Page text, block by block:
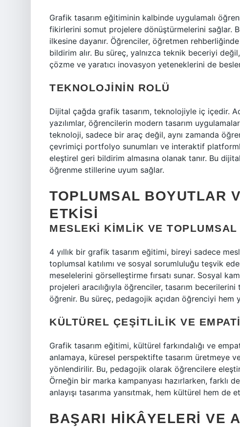
Grafik tasarım eğitiminin kalbinde uygulamalı
fikirlerini somut projelere dönüştürmelerini sağlar.
ilkesine dayanır. Öğrenciler, öğretmen
bildirim alır. Bu süreç, yalnızca teknik beceriyi
çözme ve yaratıcı inovasyon yeteneklerini de
TEKNOLOJININ ROLÜ
Dijital çağda grafik tasarım, teknolojiyle iç içedir.
yazılımlar, öğrencilerin modern tasarım
teknoloji, sadece bir araç değil, aynı zamanda
çevrimiçi portfolyo sunumları ve interaktif
eleştirel geri bildirim almasına olanak tanır. Bu
öğrenme stillerine uyum sağlar.
TOPLUMSAL BOYUTLAR
ETKISI
MESLEKI KIMLIK VE TOPLUMSAL
4 yıllık bir grafik tasarım eğitimi, bireyi sadece
toplumsal katılımı ve sosyal sorumluluğu teşvik
meselelerini görselleştirme fırsatı sunar. Sosyal
projeleri aracılığıyla öğrenciler, tasarım
öğrenir. Bu süreç, pedagojik açıdan öğrenciyi
KÜLTÜREL ÇEŞITLILIK VE EMPATI
Grafik tasarım eğitimi, kültürel farkındalığı ve
anlamaya, küresel perspektifte tasarım üretmeye
yönlendirilir. Bu, pedagojik olarak öğrencilere
Örneğin bir marka kampanyası hazırlarken, farklı
anlayışı tasarıma yansıtmak, hem kültürel hem de
BAŞARI HIKÂYELERI VE